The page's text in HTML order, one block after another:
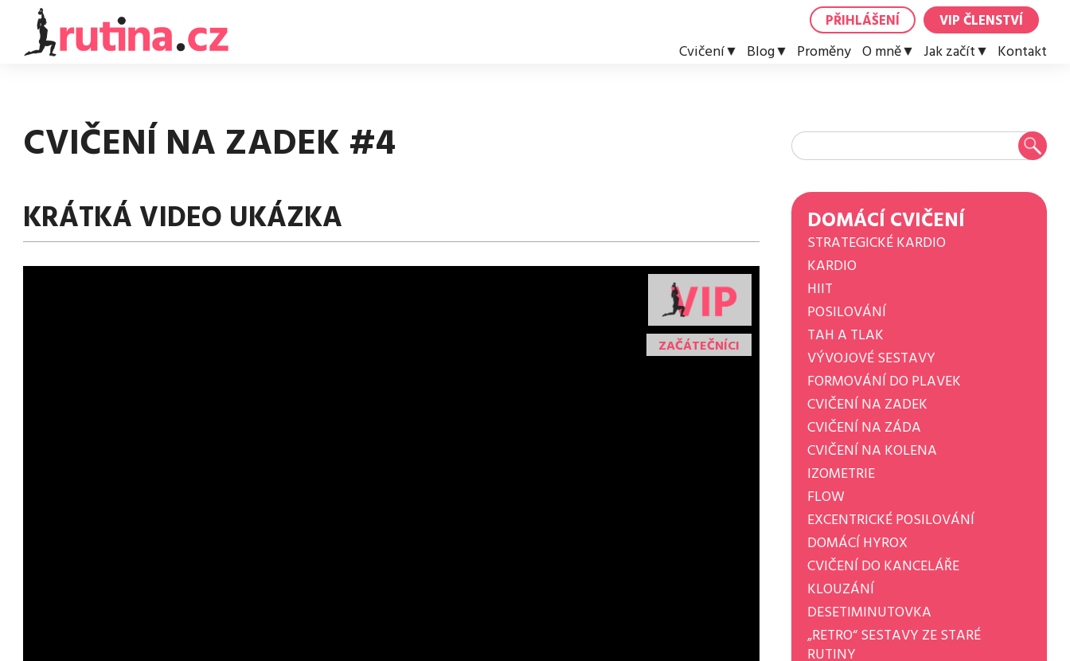
PŘIHLÁŠENÍ VIP ČLENSTVÍ
Cvičení Blog Proměny O mně Jak začít Kontakt
CVIČENÍ NA ZADEK #4
KRÁTKÁ VIDEO UKÁZKA
ZAČÁTEČNÍCI
DOMÁCÍ CVIČENÍ
STRATEGICKÉ KARDIO
KARDIO
HIIT
POSILOVÁNÍ
TAH A TLAK
VÝVOJOVÉ SESTAVY
FORMOVÁNÍ DO PLAVEK
CVIČENÍ NA ZADEK
CVIČENÍ NA ZÁDA
CVIČENÍ NA KOLENA
IZOMETRIE
FLOW
EXCENTRICKÉ POSILOVÁNÍ
DOMÁCÍ HYROX
CVIČENÍ DO KANCELÁŘE
KLOUZÁNÍ
DESETIMINUTOVKA
„RETRO“ SESTAVY ZE STARÉ
RUTINY